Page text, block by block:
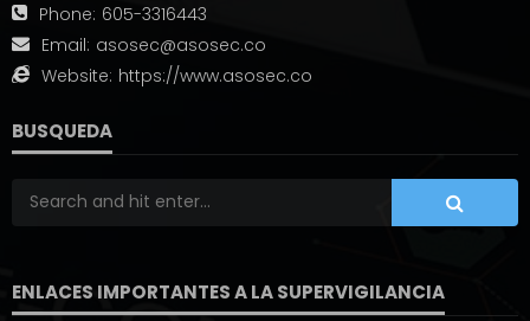
Phone: 605-3316443
Email: asosec@asosec.co
Website: https://www.asosec.co
BUSQUEDA
ENLACES IMPORTANTES A LA SUPERVIGILANCIA